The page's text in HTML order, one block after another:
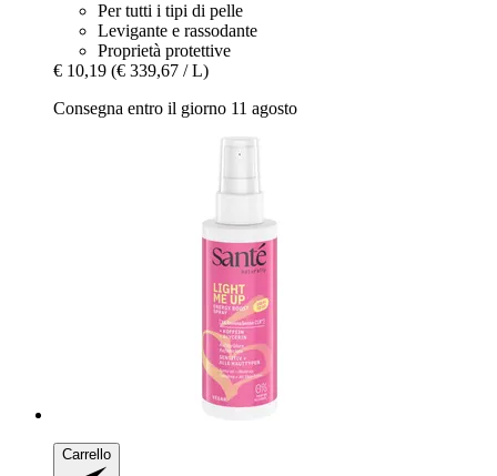
Per tutti i tipi di pelle
Levigante e rassodante
Proprietà protettive
€ 10,19 (€ 339,67 / L)
Consegna entro il giorno 11 agosto
Carrello